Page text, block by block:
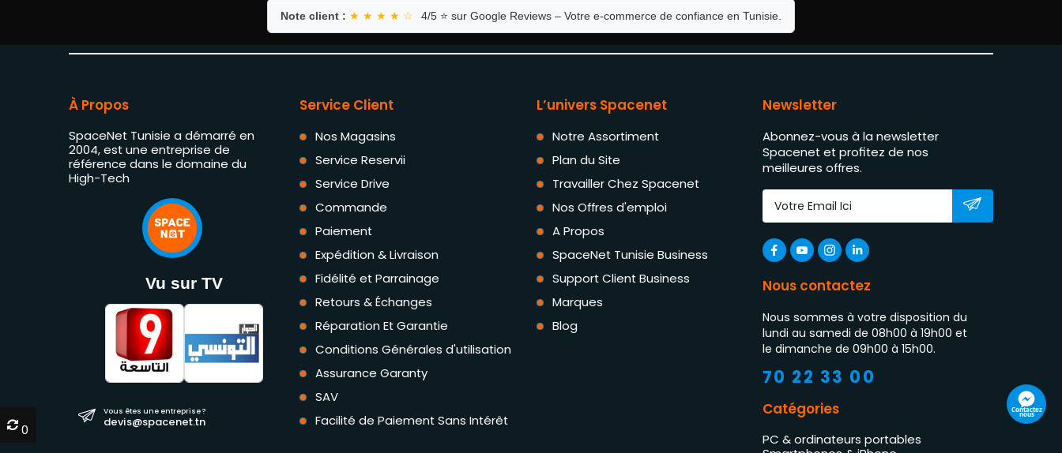
Note client : ★ ★ ★ ★ ☆ 4/5 ⭐ sur Google Reviews – Votre e-commerce de confiance en Tunisie.
À Propos
SpaceNet Tunisie a démarré en
2004, est une entreprise de
référence dans le domaine du
High-Tech
Vu sur TV
Vous êtes une entreprise ?
devis@spacenet.tn
Service Client
Nos Magasins
Service Reservii
Service Drive
Commande
Paiement
Expédition & Livraison
Fidélité et Parrainage
Retours & Échanges
Réparation Et Garantie
Conditions Générales d'utilisation
Assurance Garanty
SAV
Facilité de Paiement Sans Intérêt
L’univers Spacenet
Notre Assortiment
Plan du Site
Travailler Chez Spacenet
Nos Offres d'emploi
A Propos
SpaceNet Tunisie Business
Support Client Business
Marques
Blog
Newsletter
Abonnez-vous à la newsletter
Spacenet et profitez de nos
meilleures offres.
Nous contactez
Nous sommes à votre disposition du
lundi au samedi de 08h00 à 19h00 et
le dimanche de 09h00 à 15h00.
70 22 33 00
Catégories
PC & ordinateurs portables
Contactez
nous
0
0